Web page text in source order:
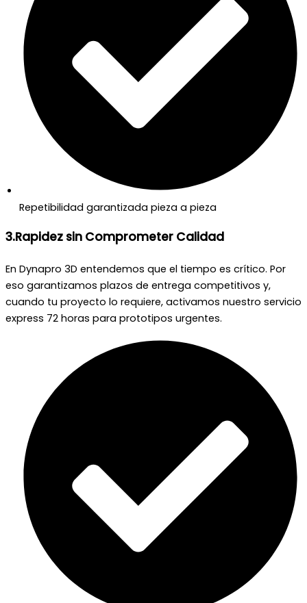
Repetibilidad garantizada pieza a pieza
3.Rapidez sin Comprometer Calidad
En Dynapro 3D entendemos que el tiempo es crítico. Por
eso garantizamos plazos de entrega competitivos y,
cuando tu proyecto lo requiere, activamos nuestro servicio
express 72 horas para prototipos urgentes.